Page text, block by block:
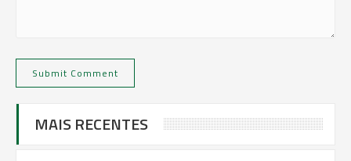
MAIS RECENTES